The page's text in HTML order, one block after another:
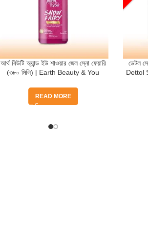
আর্থ বিউটি অ্যান্ড ইউ শাওয়ার জেল স্নো ফেয়ারি
(৩৮০ মিলি) | Earth Beauty & You
READ MORE
ডেটল
Dettol